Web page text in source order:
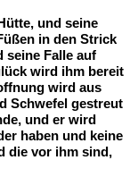
und seine
in den Strick
seine Falle auf
wird ihm bereit
wird aus
Schwefel gestreut
und er wird
haben und keine
die vor ihm sind,